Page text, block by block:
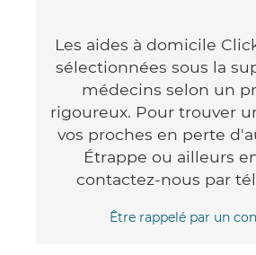
Les aides à domicile
sélectionnées sous la
médecins selon un
rigoureux. Pour trouver
vos proches en perte
Étrappe ou ailleurs
contactez-nous par
Être rappelé par un